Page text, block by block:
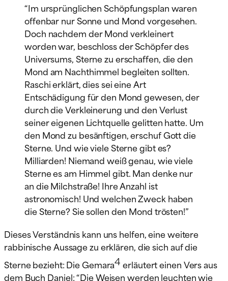
“Im ursprünglichen Schöpfungsplan waren
offenbar nur Sonne und Mond vorgesehen.
Doch nachdem der Mond verkleinert
worden war, beschloss der Schöpfer des
Universums, Sterne zu erschaffen, die den
Mond am Nachthimmel begleiten sollten.
Raschi erklärt, dies sei eine Art
Entschädigung für den Mond gewesen, der
durch die Verkleinerung und den Verlust
seiner eigenen Lichtquelle gelitten hatte. Um
den Mond zu besänftigen, erschuf Gott die
Sterne. Und wie viele Sterne gibt es?
Milliarden! Niemand weiß genau, wie viele
Sterne es am Himmel gibt. Man denke nur
an die Milchstraße! Ihre Anzahl ist
astronomisch! Und welchen Zweck haben
die Sterne? Sie sollen den Mond trösten!”
Dieses Verständnis kann uns helfen, eine weitere
rabbinische Aussage zu erklären, die sich auf die
Sterne bezieht: Die Gemara4erläutert einen Vers aus
dem Buch Daniel: “Die Weisen werden leuchten wie